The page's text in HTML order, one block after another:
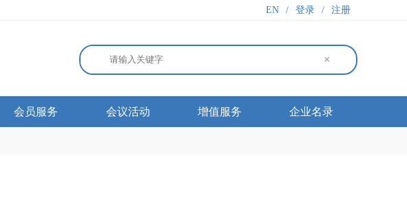
EN / 登录 / 注册
×
会员服务 会议活动 增值服务 企业名录